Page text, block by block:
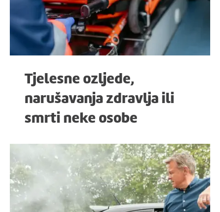
Tjelesne ozljede,
narušavanja zdravlja ili
smrti neke osobe